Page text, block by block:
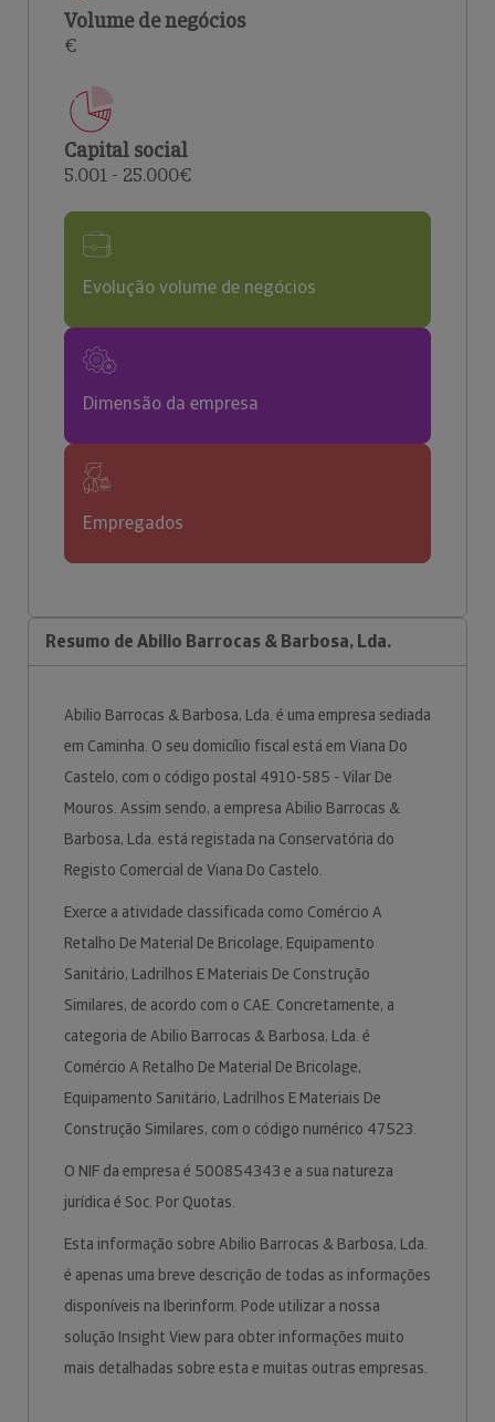
Volume de negócios
€
Capital social
5.001 - 25.000€
Evolução volume de negócios
Dimensão da empresa
Empregados
Resumo de Abilio Barrocas & Barbosa, Lda.
Abilio Barrocas & Barbosa, Lda. é uma empresa sediada
em Caminha. O seu domicílio fiscal está em Viana Do
Castelo, com o código postal 4910-585 - Vilar De
Mouros. Assim sendo, a empresa Abilio Barrocas &
Barbosa, Lda. está registada na Conservatória do
Registo Comercial de Viana Do Castelo.
Exerce a atividade classificada como Comércio A
Retalho De Material De Bricolage, Equipamento
Sanitário, Ladrilhos E Materiais De Construção
Similares, de acordo com o CAE. Concretamente, a
categoria de Abilio Barrocas & Barbosa, Lda. é
Comércio A Retalho De Material De Bricolage,
Equipamento Sanitário, Ladrilhos E Materiais De
Construção Similares, com o código numérico 47523.
O NIF da empresa é 500854343 e a sua natureza
jurídica é Soc. Por Quotas.
Esta informação sobre Abilio Barrocas & Barbosa, Lda.
é apenas uma breve descrição de todas as informações
disponíveis na Iberinform. Pode utilizar a nossa
solução Insight View para obter informações muito
mais detalhadas sobre esta e muitas outras empresas.